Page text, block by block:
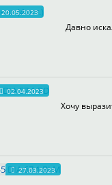
20.05.2023
Давно
02.04.2023
Хочу
27.03.2023